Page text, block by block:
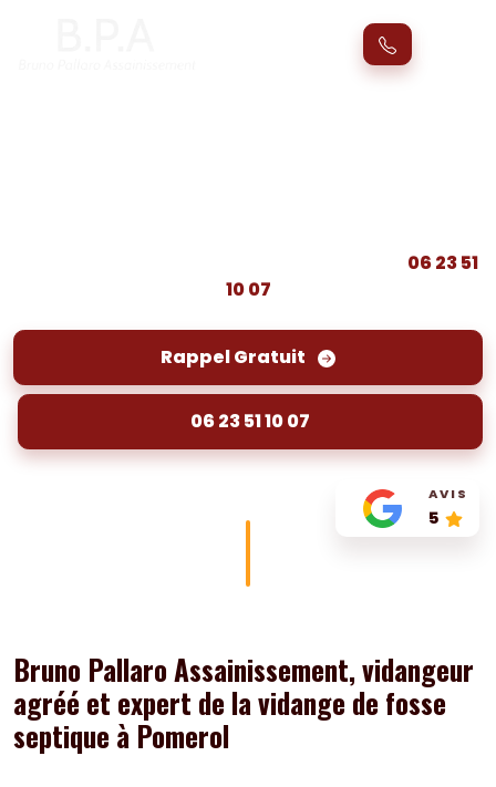
06 23 51
10 07
Rappel Gratuit
06 23 51 10 07
AVIS
5
Bruno Pallaro Assainissement, vidangeur
agréé et expert de la vidange de fosse
septique à Pomerol